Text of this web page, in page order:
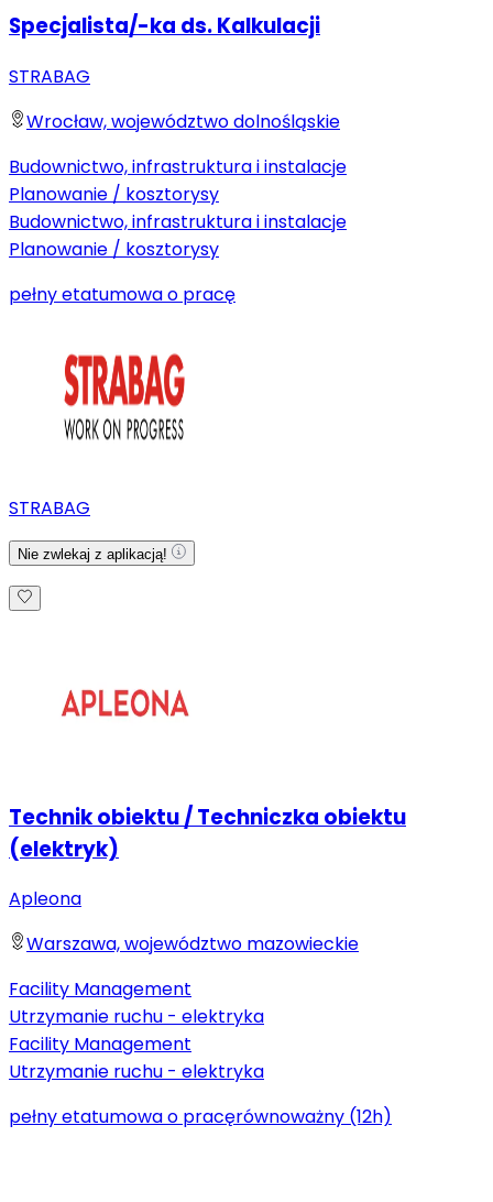
Specjalista/-ka ds. Kalkulacji
STRABAG
Wrocław, województwo dolnośląskie
Budownictwo, infrastruktura i instalacje
Planowanie / kosztorysy
Budownictwo, infrastruktura i instalacje
Planowanie / kosztorysy
pełny etatumowa o pracę
STRABAG
Nie zwlekaj z aplikacją!
Technik obiektu / Techniczka obiektu
(elektryk)
Apleona
Warszawa, województwo mazowieckie
Facility Management
Utrzymanie ruchu - elektryka
Facility Management
Utrzymanie ruchu - elektryka
pełny etatumowa o pracęrównoważny (12h)